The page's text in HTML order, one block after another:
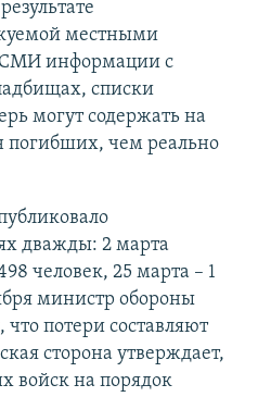
местными
информации с
списки
могут содержать на
чем реально
дважды: 2 марта
человек, 25 марта – 1
министр обороны
, что потери составляют
сторона утверждает,
войск на порядок